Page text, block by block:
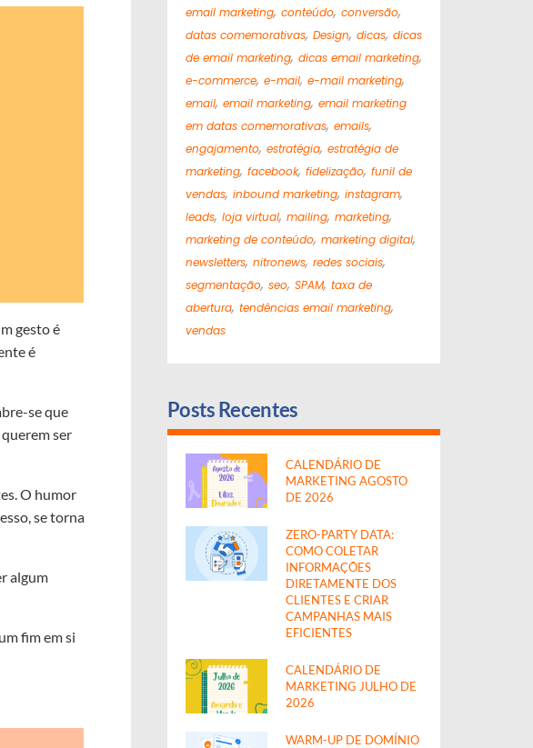
gesto é
é
se que
ser
O humor
se torna
algum
fim em si
email marketing, conteúdo, conversão,
datas comemorativas, Design, dicas, dicas
de email marketing, dicas email marketing,
e-commerce, e-mail, e-mail marketing,
email, email marketing, email marketing
em datas comemorativas, emails,
engajamento, estratégia, estratégia de
marketing, facebook, fidelização, funil de
vendas, inbound marketing, instagram,
leads, loja virtual, mailing, marketing,
marketing de conteúdo, marketing digital,
newsletters, nitronews, redes sociais,
segmentação, seo, SPAM, taxa de
abertura, tendências email marketing,
vendas
Posts Recentes
CALENDÁRIO DE
MARKETING AGOSTO
DE 2026
ZERO-PARTY DATA:
COMO COLETAR
INFORMAÇÕES
DIRETAMENTE DOS
CLIENTES E CRIAR
CAMPANHAS MAIS
EFICIENTES
CALENDÁRIO DE
MARKETING JULHO DE
2026
WARM-UP DE DOMÍNIO